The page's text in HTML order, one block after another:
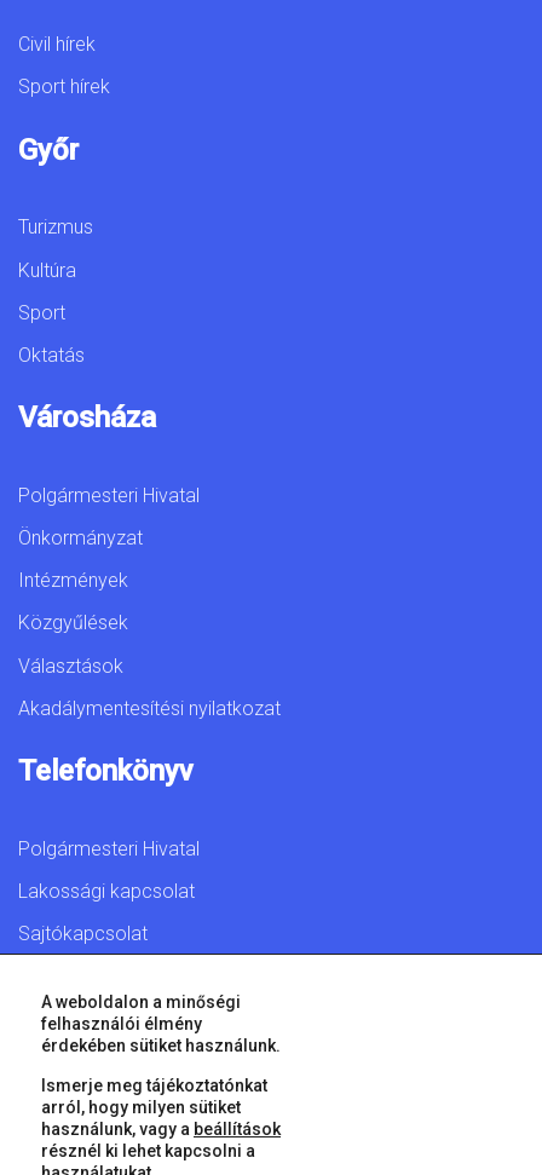
Civil hírek
Sport hírek
Győr
Turizmus
Kultúra
Sport
Oktatás
Városháza
Polgármesteri Hivatal
Önkormányzat
Intézmények
Közgyűlések
Választások
Akadálymentesítési nyilatkozat
Telefonkönyv
Polgármesteri Hivatal
Lakossági kapcsolat
Sajtókapcsolat
© 2026 Győr Megyei Jogú Város • Minden jog fenntartva!
A weboldalon a minőségi
felhasználói élmény
érdekében sütiket használunk.
Ismerje meg tájékoztatónkat
arról, hogy milyen sütiket
használunk, vagy a beállítások
résznél ki lehet kapcsolni a